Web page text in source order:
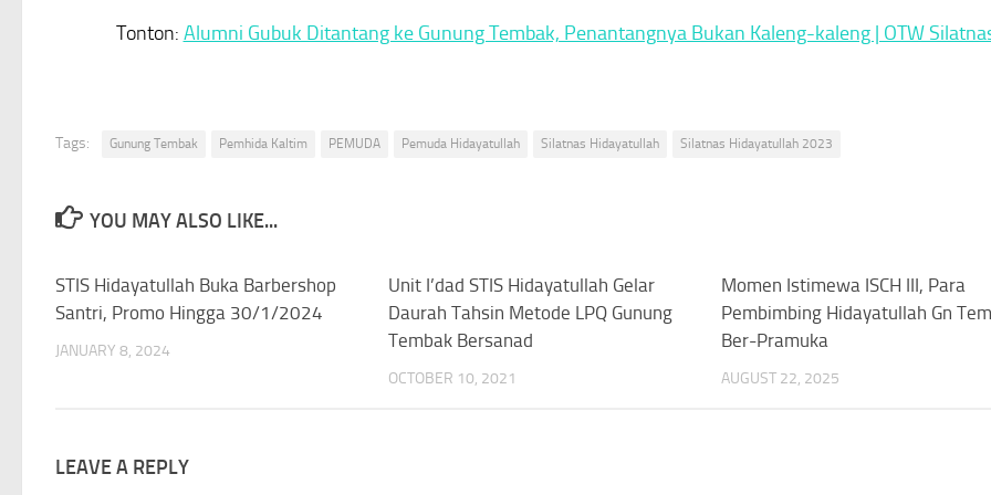
Tonton: Alumni Gubuk Ditantang ke Gunung Tembak, Penantangnya Bukan Kaleng-kaleng | OTW
Tags: Gunung Tembak Pemhida Kaltim PEMUDA Pemuda Hidayatullah Silatnas Hidayatullah Silatnas Hidayatullah 2023
YOU MAY ALSO LIKE...
STIS Hidayatullah Buka Barbershop
Santri, Promo Hingga 30/1/2024
JANUARY 8, 2024
Unit I’dad STIS Hidayatullah Gelar
Daurah Tahsin Metode LPQ Gunung
Tembak Bersanad
OCTOBER 10, 2021
Momen Istimewa ISCH III, Para
Pembimbing Hidayatullah Gn
Ber-Pramuka
AUGUST 22, 2025
LEAVE A REPLY